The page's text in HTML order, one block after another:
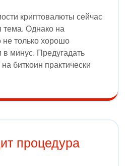
тема. Однако на
только хорошо
в минус. Предугадать
биткоин практически
процедура